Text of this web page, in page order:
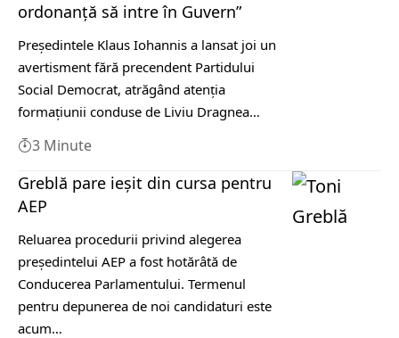
ordonanță să intre în Guvern”
Președintele Klaus Iohannis a lansat joi un
avertisment fără precendent Partidului
Social Democrat, atrăgând atenția
formațiunii conduse de Liviu Dragnea…
3 Minute
Greblă pare ieșit din cursa pentru
AEP
Reluarea procedurii privind alegerea
preşedintelui AEP a fost hotărâtă de
Conducerea Parlamentului. Termenul
pentru depunerea de noi candidaturi este
acum…